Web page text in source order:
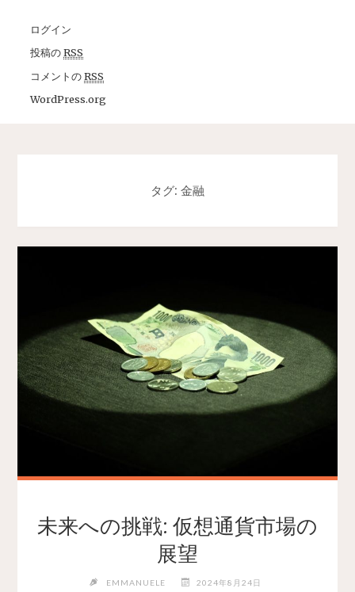
ログイン
投稿のRSS
コメントのRSS
WordPress.org
タグ: 金融
未来への挑戦: 仮想通貨市場の
展望
EMMANUELE
2024年8月24日